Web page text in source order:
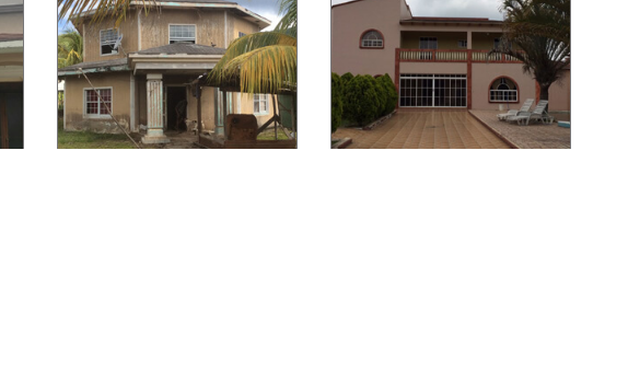
Casa de habitación en
Savanna Bight
Casa de habitación en
Residencial Rosa Maria